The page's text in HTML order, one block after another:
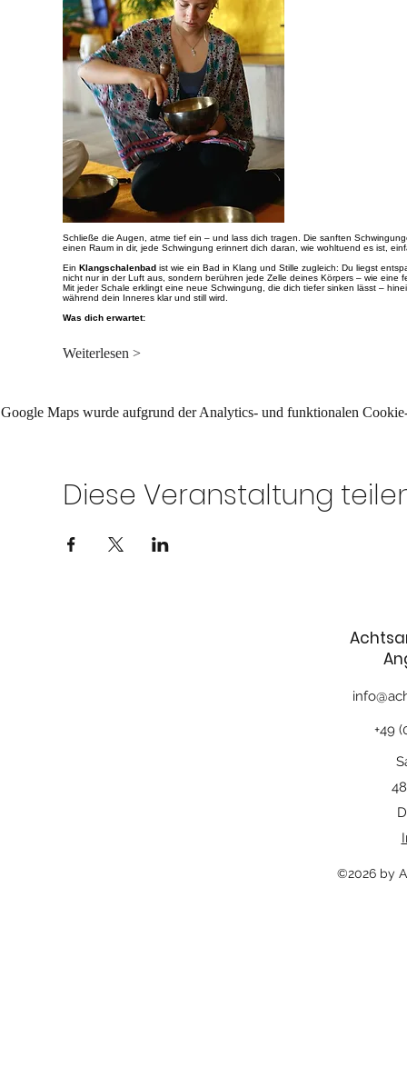
Schließe die Augen, atme tief ein – und lass dich tragen. Die sanften
einen Raum in dir, jede Schwingung erinnert dich daran, wie wohltuend es ist,
Ein Klangschalenbadist wie ein Bad in Klang und Stille zugleich: Du liegst
nicht nur in der Luft aus, sondern berühren jede Zelle deines Körpers – wie eine
Mit jeder Schale erklingt eine neue Schwingung, die dich tiefer sinken lässt –
während dein Inneres klar und still wird.
Was dich erwartet:
Weiterlesen >
Google Maps wurde aufgrund der Analytics- und funktionalen
Diese Veranstaltung
+49
©2026 by